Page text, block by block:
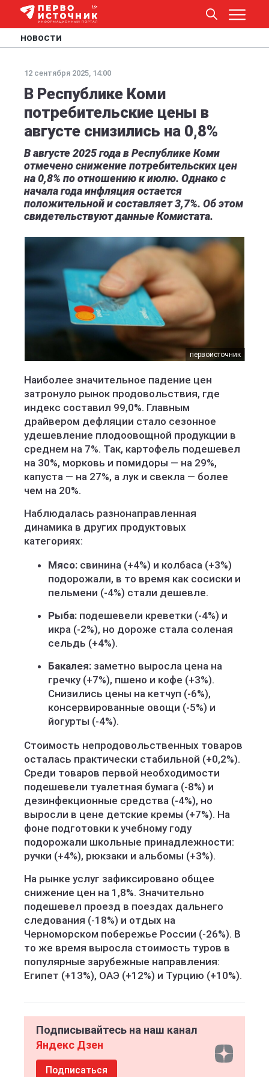
НОВОСТИ
12 сентября 2025, 14:00
В Республике Коми
потребительские цены в
августе снизились на 0,8%
В августе 2025 года в Республике Коми
отмечено снижение потребительских цен
на 0,8% по отношению к июлю. Однако с
начала года инфляция остается
положительной и составляет 3,7%. Об этом
свидетельствуют данные Комистата.
первоисточник
Наиболее значительное падение цен
затронуло рынок продовольствия, где
индекс составил 99,0%. Главным
драйвером дефляции стало сезонное
удешевление плодоовощной продукции в
среднем на 7%. Так, картофель подешевел
на 30%, морковь и помидоры — на 29%,
капуста — на 27%, а лук и свекла — более
чем на 20%.
Наблюдалась разнонаправленная
динамика в других продуктовых
категориях:
Мясо: свинина (+4%) и колбаса (+3%)
подорожали, в то время как сосиски и
пельмени (-4%) стали дешевле.
Рыба: подешевели креветки (-4%) и
икра (-2%), но дороже стала соленая
сельдь (+4%).
Бакалея: заметно выросла цена на
гречку (+7%), пшено и кофе (+3%).
Снизились цены на кетчуп (-6%),
консервированные овощи (-5%) и
йогурты (-4%).
Стоимость непродовольственных товаров
осталась практически стабильной (+0,2%).
Среди товаров первой необходимости
подешевели туалетная бумага (-8%) и
дезинфекционные средства (-4%), но
выросли в цене детские кремы (+7%). На
фоне подготовки к учебному году
подорожали школьные принадлежности:
ручки (+4%), рюкзаки и альбомы (+3%).
На рынке услуг зафиксировано общее
снижение цен на 1,8%. Значительно
подешевел проезд в поездах дальнего
следования (-18%) и отдых на
Черноморском побережье России (-26%). В
то же время выросла стоимость туров в
популярные зарубежные направления:
Египет (+13%), ОАЭ (+12%) и Турцию (+10%).
Подписывайтесь на наш канал
Яндекс Дзен
Подписаться